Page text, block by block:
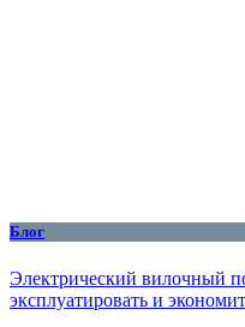
Блог
Электрический вилочный
эксплуатировать и